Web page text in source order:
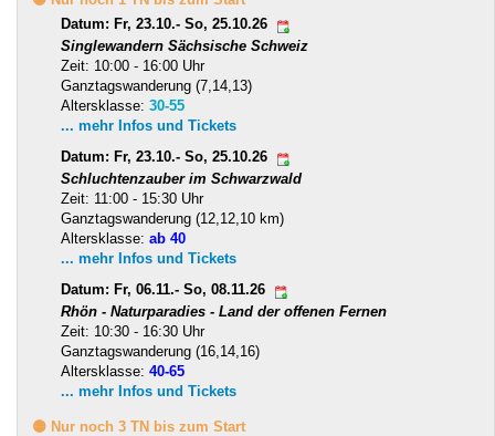
Datum: Fr, 23.10.- So, 25.10.26
Singlewandern Sächsische Schweiz
Zeit: 10:00 - 16:00 Uhr
Ganztagswanderung (7,14,13)
Altersklasse: 30-55
... mehr Infos und Tickets
Datum: Fr, 23.10.- So, 25.10.26
Schluchtenzauber im Schwarzwald
Zeit: 11:00 - 15:30 Uhr
Ganztagswanderung (12,12,10 km)
Altersklasse: ab 40
... mehr Infos und Tickets
Datum: Fr, 06.11.- So, 08.11.26
Rhön - Naturparadies - Land der offenen Fernen
Zeit: 10:30 - 16:30 Uhr
Ganztagswanderung (16,14,16)
Altersklasse: 40-65
... mehr Infos und Tickets
🟡 Nur noch 3 TN bis zum Start